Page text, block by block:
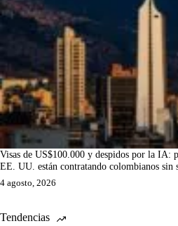
Visas de US$100.000 y despidos por la IA:
EE. UU. están contratando colombianos sin
4 agosto, 2026
Tendencias